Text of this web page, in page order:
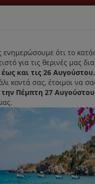
ανταλλακτικά
Σύνδεση Εγγραφή
0
συσκευών
ότι το
για τις θερινές μας
και τις 26 Αυγούστου.
κοντά σας, έτοιμοι να
την Πέμπτη 27 Αυγούστου